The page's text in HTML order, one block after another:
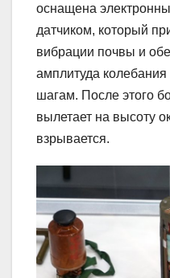
оснащена
датчиком, который
вибрации почвы и
амплитуда колебания
шагам. После этого
вылетает на высоту
взрывается.